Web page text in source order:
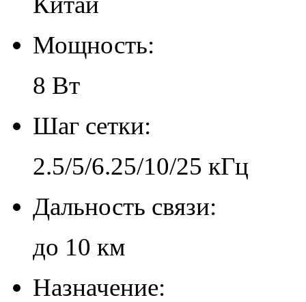
Мощность:
8 Вт
Шаг сетки:
2.5/5/6.25/10/25 кГц
Дальность связи:
до 10 км
Назначение: